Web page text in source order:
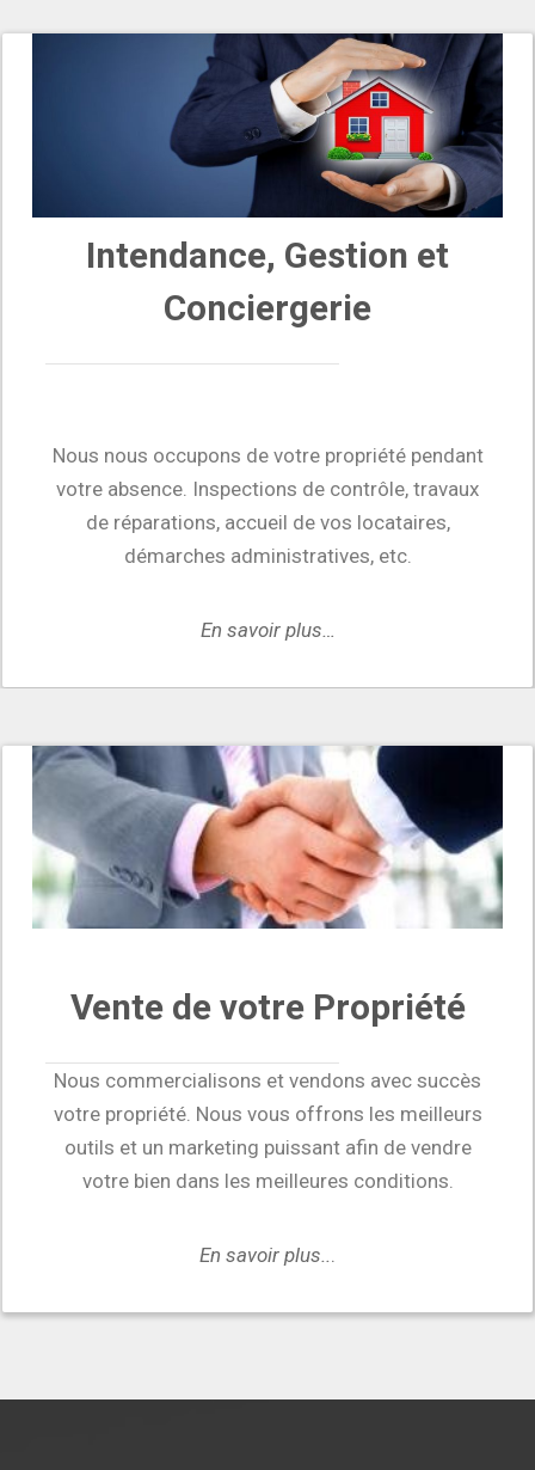
Intendance, Gestion et
Conciergerie
Nous nous occupons de votre propriété pendant
votre absence. Inspections de contrôle, travaux
de réparations, accueil de vos locataires,
démarches administratives, etc.
En savoir plus…
Vente de votre Propriété
Nous commercialisons et vendons avec succès
votre propriété. Nous vous offrons les meilleurs
outils et un marketing puissant afin de vendre
votre bien dans les meilleures conditions.
En savoir plus...